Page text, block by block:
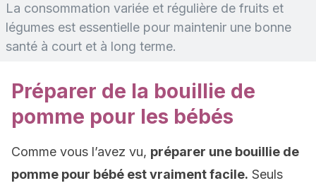
La consommation variée et régulière de fruits et
légumes est essentielle pour maintenir une bonne
santé à court et à long terme.
Préparer de la bouillie de
pomme pour les bébés
Comme vous l’avez vu, préparer une bouillie de
pomme pour bébé est vraiment facile. Seuls